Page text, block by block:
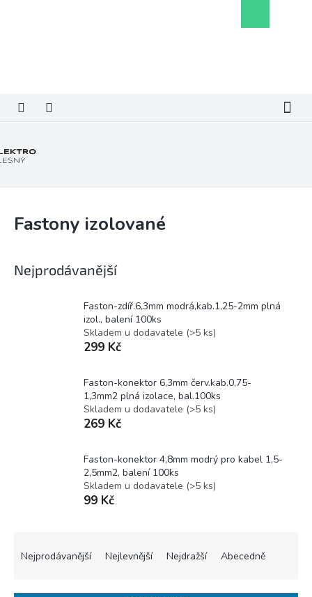
košík
Fastony izolované
Nejprodávanější
Faston-zdíř.6,3mm modrá,kab.1,25-2mm plná
izol., balení 100ks
Skladem u dodavatele (>5 ks)
299 Kč
Faston-konektor 6,3mm červ.kab.0,75-
1,3mm2 plná izolace, bal.100ks
Skladem u dodavatele (>5 ks)
269 Kč
Faston-konektor 4,8mm modrý pro kabel 1,5-
2,5mm2, balení 100ks
Skladem u dodavatele (>5 ks)
99 Kč
Nejprodávanější Nejlevnější Nejdražší Abecedně